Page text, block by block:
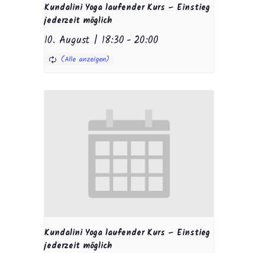
Kundalini Yoga laufender Kurs – Einstieg
jederzeit möglich
10. August | 18:30 -20:00
Kundalini Yoga laufender Kurs – Einstieg
jederzeit möglich